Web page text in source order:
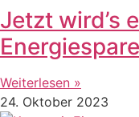
Jetzt wird’s
Weiterlesen »
24. Oktober 2023